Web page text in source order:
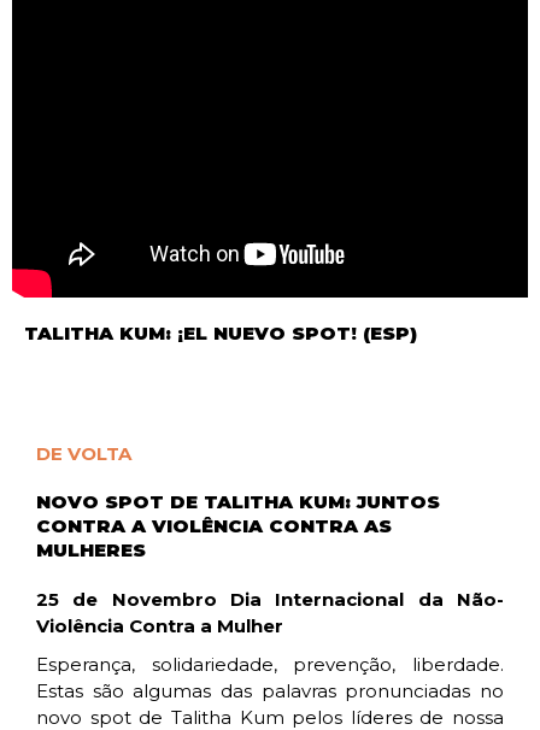
TALITHA KUM: ¡EL NUEVO SPOT! (ESP)
DE VOLTA
NOVO SPOT DE TALITHA KUM: JUNTOS
CONTRA A VIOLÊNCIA CONTRA AS
MULHERES
25 de Novembro Dia Internacional da Não-
Violência Contra a Mulher
Esperança, solidariedade, prevenção, liberdade.
Estas são algumas das palavras pronunciadas no
novo spot de Talitha Kum pelos líderes de nossa